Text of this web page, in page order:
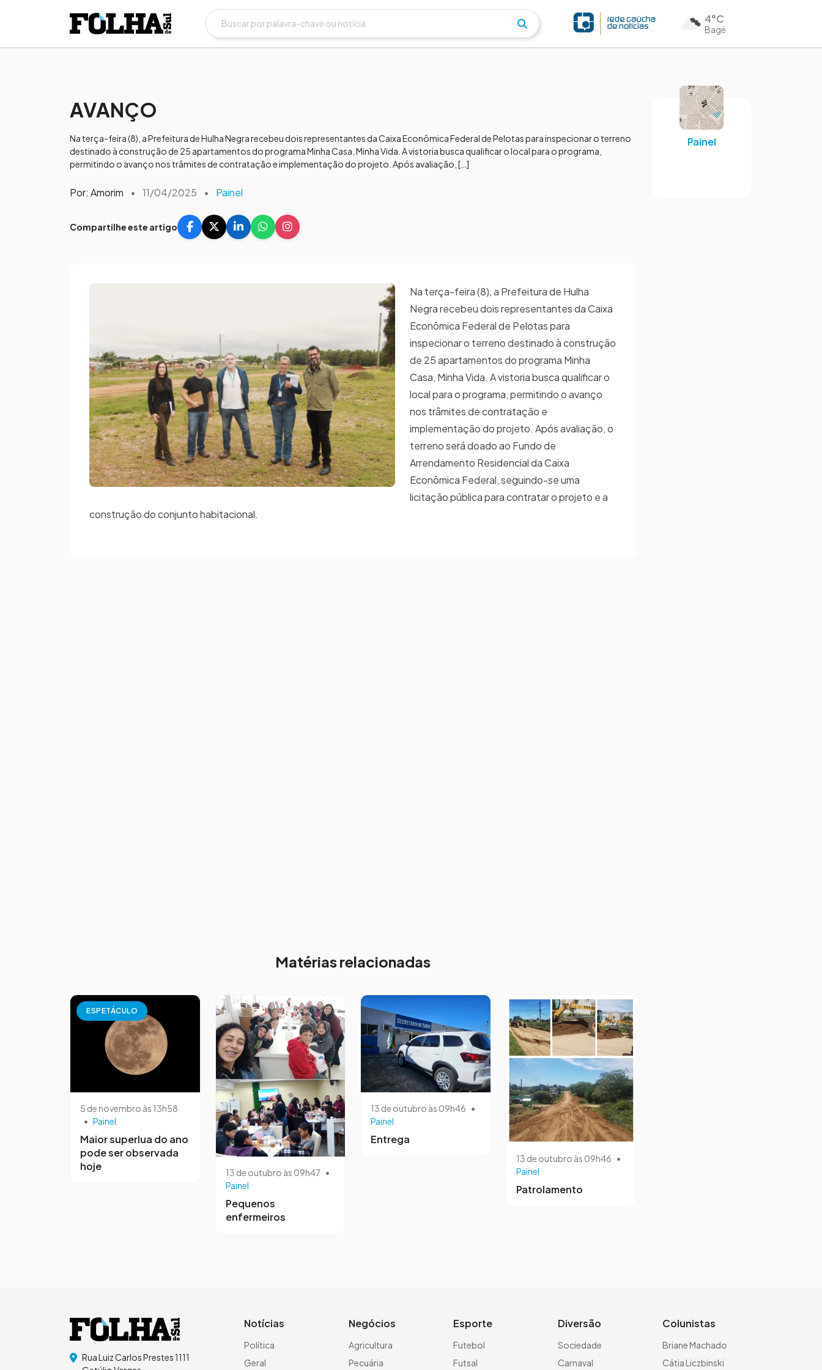
4°C
Bagé
AVANÇO
Na terça-feira (8), a Prefeitura de Hulha Negra recebeu dois representantes da Caixa Econômica Federal de Pelotas para inspecionar o terreno
destinado à construção de 25 apartamentos do programa Minha Casa, Minha Vida. A vistoria busca qualificar o local para o programa,
permitindo o avanço nos trâmites de contratação e implementação do projeto. Após avaliação, […]
Por: Amorim • 11/04/2025 • Painel
Compartilhe este artigo
Na terça-feira (8), a Prefeitura de Hulha
Negra recebeu dois representantes da Caixa
Econômica Federal de Pelotas para
inspecionar o terreno destinado à construção
de 25 apartamentos do programa Minha
Casa, Minha Vida. A vistoria busca qualificar o
local para o programa, permitindo o avanço
nos trâmites de contratação e
implementação do projeto. Após avaliação, o
terreno será doado ao Fundo de
Arrendamento Residencial da Caixa
Econômica Federal, seguindo-se uma
licitação pública para contratar o projeto e a
construção do conjunto habitacional.
Matérias relacionadas
ESPETÁCULO
5 de novembro às 13h58
• Painel
Maior superlua do ano
pode ser observada
hoje
13 de outubro às 09h47 •
Painel
Pequenos
enfermeiros
13 de outubro às 09h46 •
Painel
Entrega
13 de outubro às 09h46 •
Painel
Patrolamento
Painel
Rua Luiz Carlos Prestes 1111
Notícias
Política
Geral
Negócios
Agricultura
Pecuária
Esporte
Futebol
Futsal
Diversão
Sociedade
Carnaval
Colunistas
Briane Machado
Cátia Liczbinski